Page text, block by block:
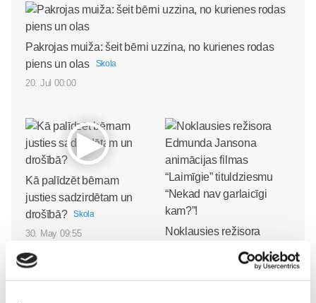
Pakrojas muiža: šeit bērni uzzina, no kurienes rodas
piens un olas
Skola
20. Jul 00:00
Kā palīdzēt bērnam
justies sadzirdētam un
drošībā?
Skola
30. May 09:55
Noklausies režisora
Edmunda Jansona
animācijas filmas
“Laimīgie” tituldziesmu